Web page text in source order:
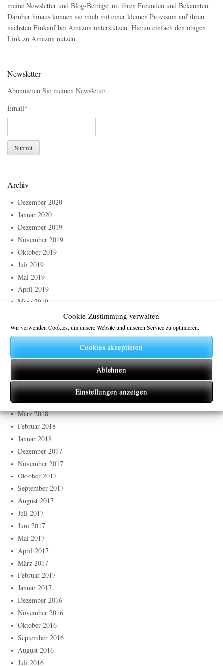
Cookie-Zustimmung verwalten
Wir verwenden Cookies, um unsere Website und unseren Service zu optimieren.
Cookies akzeptieren
Ablehnen
Einstellungen anzeigen
meine Newsletter und Blog-Beträge mit ihren Freunden und Bekannten.
Darüber hinaus können sie mich mit einer kleinen Provision auf ihren
nächsten Einkauf bei Amazon unterstützen. Hierzu einfach den obigen
Link zu Amazon nutzen.
Newsletter
Abonnieren Sie meinen Newsletter.
Email*
Archiv
Dezember 2020
Januar 2020
Dezember 2019
November 2019
Oktober 2019
Juli 2019
Mai 2019
April 2019
März 2019
Januar 2019
September 2018
Juli 2018
Mai 2018
April 2018
März 2018
Februar 2018
Januar 2018
Dezember 2017
November 2017
Oktober 2017
September 2017
August 2017
Juli 2017
Juni 2017
Mai 2017
April 2017
März 2017
Februar 2017
Januar 2017
Dezember 2016
November 2016
Oktober 2016
September 2016
August 2016
Juli 2016